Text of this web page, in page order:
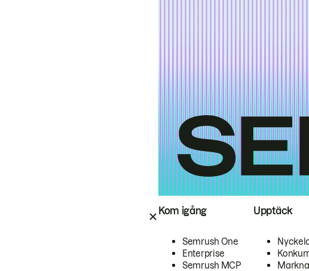
Kom igång
Semrush One
Enterprise
Semrush MCP
Upptäck